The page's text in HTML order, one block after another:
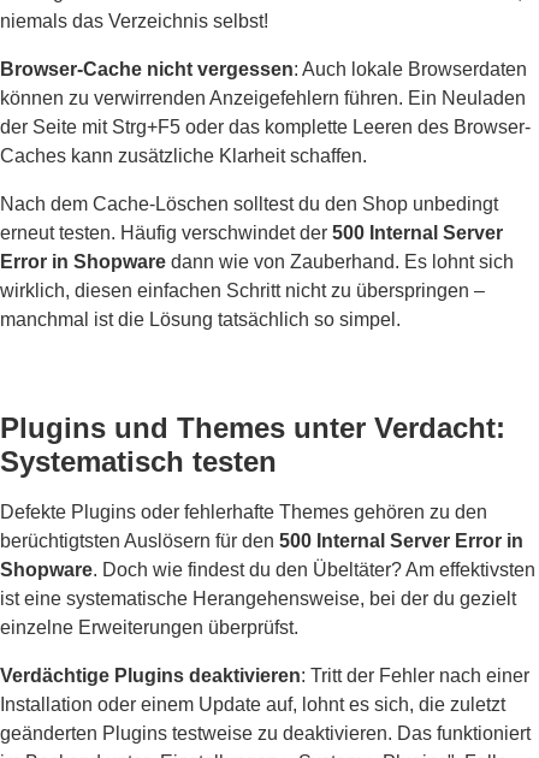
niemals das Verzeichnis selbst!
Browser-Cache nicht vergessen: Auch lokale Browserdaten
können zu verwirrenden Anzeigefehlern führen. Ein Neuladen
der Seite mit Strg+F5 oder das komplette Leeren des Browser-
Caches kann zusätzliche Klarheit schaffen.
Nach dem Cache-Löschen solltest du den Shop unbedingt
erneut testen. Häufig verschwindet der 500 Internal Server
Error in Shopware dann wie von Zauberhand. Es lohnt sich
wirklich, diesen einfachen Schritt nicht zu überspringen –
manchmal ist die Lösung tatsächlich so simpel.
Plugins und Themes unter Verdacht:
Systematisch testen
Defekte Plugins oder fehlerhafte Themes gehören zu den
berüchtigtsten Auslösern für den 500 Internal Server Error in
Shopware. Doch wie findest du den Übeltäter? Am effektivsten
ist eine systematische Herangehensweise, bei der du gezielt
einzelne Erweiterungen überprüfst.
Verdächtige Plugins deaktivieren: Tritt der Fehler nach einer
Installation oder einem Update auf, lohnt es sich, die zuletzt
geänderten Plugins testweise zu deaktivieren. Das funktioniert